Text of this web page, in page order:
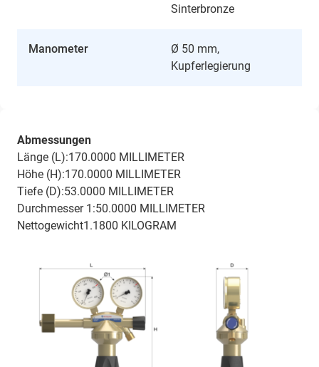
Sinterbronze
Manometer
Ø 50 mm,
Kupferlegierung
Abmessungen
Länge (L):170.0000 MILLIMETER
Höhe (H):170.0000 MILLIMETER
Tiefe (D):53.0000 MILLIMETER
Durchmesser 1:50.0000 MILLIMETER
Nettogewicht1.1800 KILOGRAM